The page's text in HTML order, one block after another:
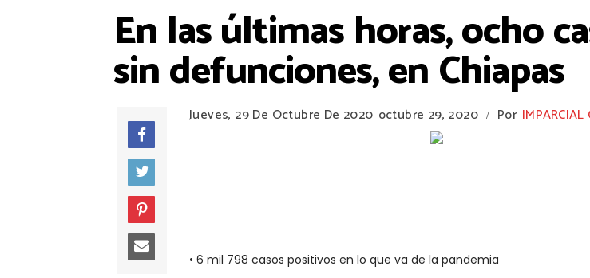
En las últimas horas, ocho
sin defunciones, en Chiapas
Jueves, 29 De Octubre De 2020 octubre 29, 2020 / Por IMPARCIAL
• 6 mil 798 casos positivos en lo que va de la pandemia